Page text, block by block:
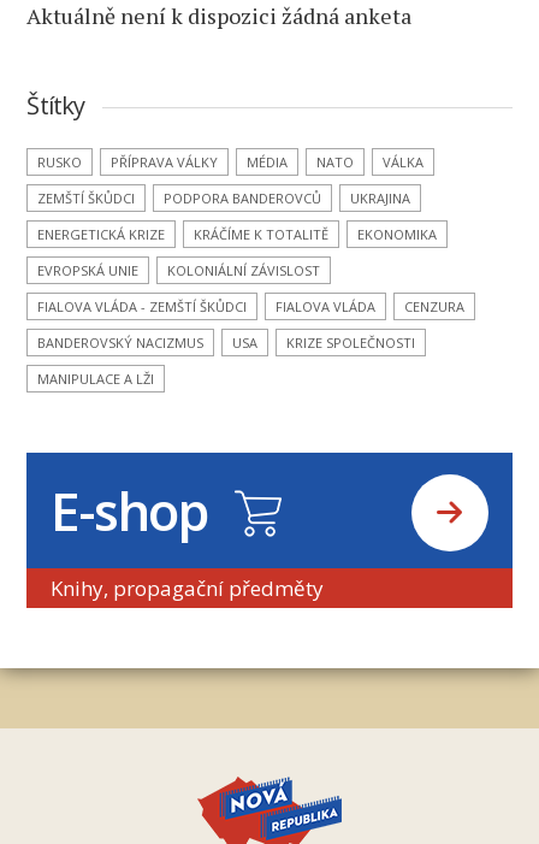
Aktuálně není k dispozici žádná anketa
Štítky
RUSKO PŘÍPRAVA VÁLKY MÉDIA NATO
VÁLKA
ZEMŠTÍ ŠKŮDCI
PODPORA BANDEROVCŮ
UKRAJINA
ENERGETICKÁ KRIZE
KRÁČÍME K TOTALITĚ
EKONOMIKA
EVROPSKÁ UNIE
KOLONIÁLNÍ ZÁVISLOST
FIALOVA VLÁDA - ZEMŠTÍ ŠKŮDCI
FIALOVA VLÁDA
CENZURA
BANDEROVSKÝ NACIZMUS
USA
KRIZE SPOLEČNOSTI
MANIPULACE A LŽI
E-shop
Knihy, propagační předměty